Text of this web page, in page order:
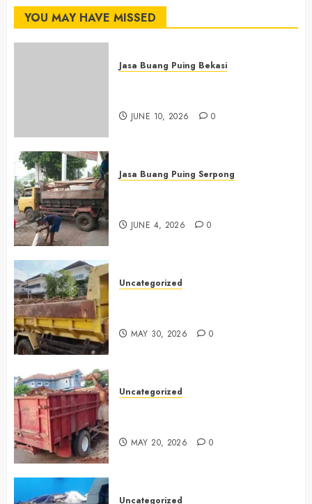
YOU MAY HAVE MISSED
Jasa Buang Puing Bekasi
JUNE 10, 2026 0
Jasa Buang Puing Serpong
JUNE 4, 2026 0
Uncategorized
MAY 30, 2026 0
Uncategorized
MAY 20, 2026 0
Uncategorized